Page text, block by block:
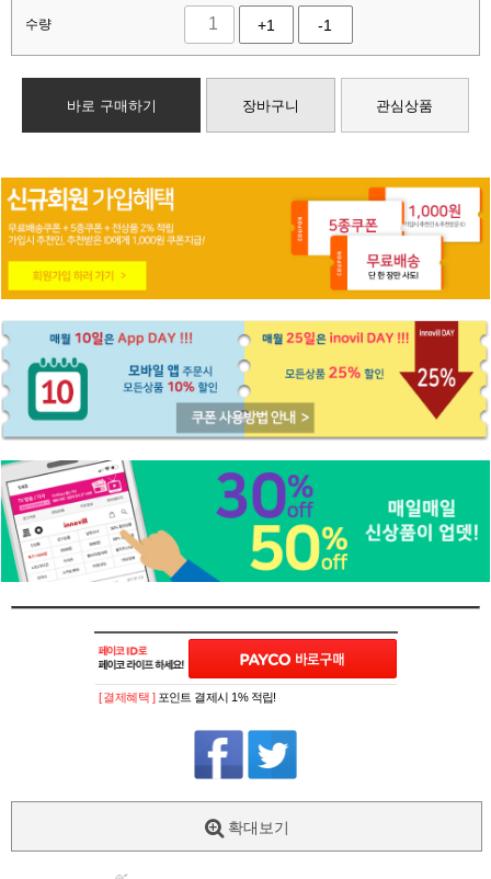
수량 +1 -1
바로 구매하기 장바구니 관심상품
[ 결제혜택 ] 포인트 결제시 1% 적립!
확대보기